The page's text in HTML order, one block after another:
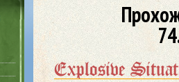
Explosive